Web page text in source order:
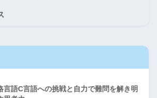
言語C言語への挑戦と自力で難問を解き明